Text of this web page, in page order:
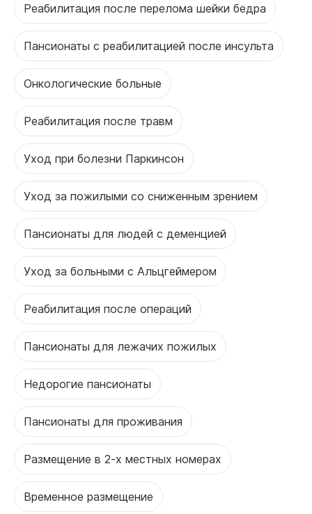
Реабилитация после перелома шейки бедра
Пансионаты с реабилитацией после инсульта
Онкологические больные
Реабилитация после травм
Уход при болезни Паркинсон
Уход за пожилыми со сниженным зрением
Пансионаты для людей с деменцией
Уход за больными с Альцгеймером
Реабилитация после операций
Пансионаты для лежачих пожилых
Недорогие пансионаты
Пансионаты для проживания
Размещение в 2-х местных номерах
Временное размещение